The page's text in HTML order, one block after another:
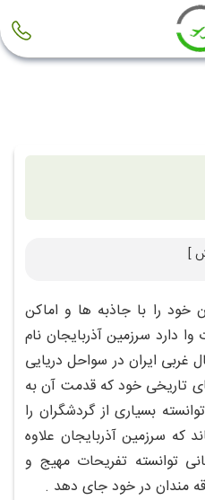
]
خود را با جاذبه ها و اماکن
دارد سرزمین آذربایجان نام
غربی ایران در سواحل دریایی
تاریخی خود که قدمت آن به
بسیاری از گردشگران را
که سرزمین آذربایجان علاوه
توانسته تفریحات مهیج و
مندان در خود جای دهد .